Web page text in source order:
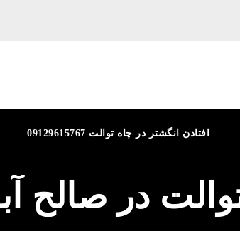
افتادن انگشتر در چاه توالت 09129615767
در صالح